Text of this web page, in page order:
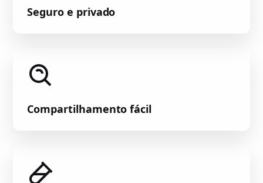
Seguro e privado
Compartilhamento fácil